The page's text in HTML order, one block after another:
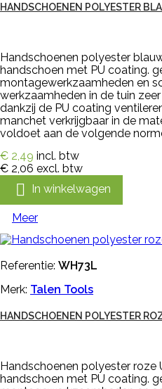
HANDSCHOENEN POLYESTER
Handschoenen polyester
handschoen met PU coating.
montagewerkzaamheden en
werkzaamheden in de tuin
dankzij de PU coating
manchet verkrijgbaar in de
voldoet aan de volgende
€ 2,49 incl. btw
€ 2,06 excl. btw
 In winkelwagen
Meer
Referentie: WH73L
Merk: Talen Tools
HANDSCHOENEN POLYESTER
Handschoenen polyester roze
handschoen met PU coating.